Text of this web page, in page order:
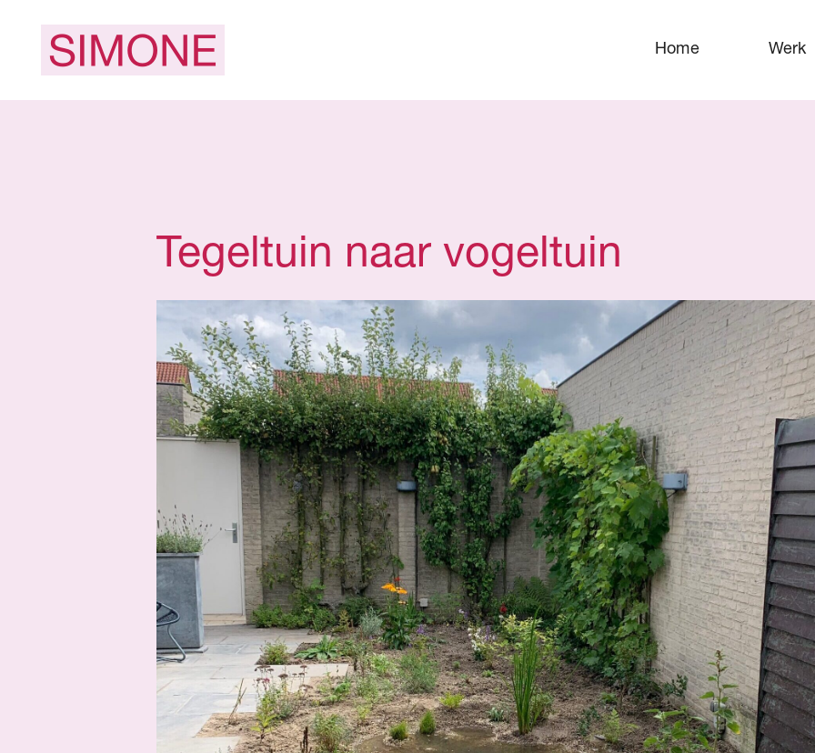
Home Werk
Tegeltuin naar vogeltuin